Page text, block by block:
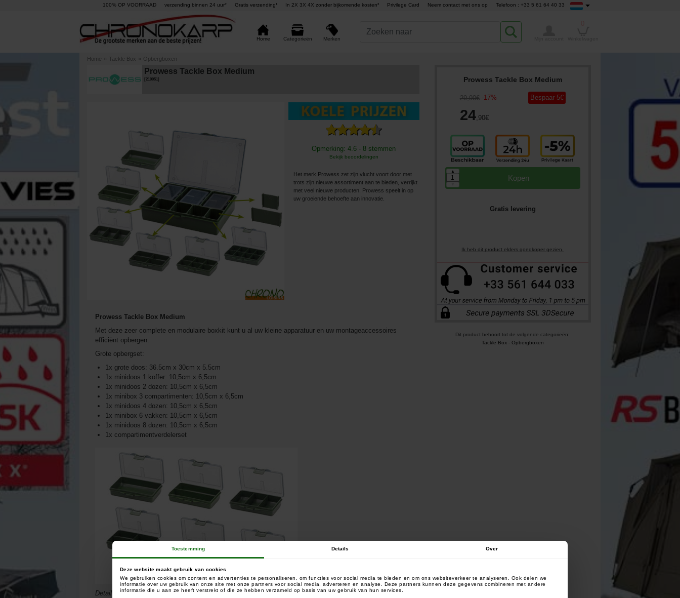
Toestemming Details Over
Deze website maakt gebruik van cookies
We gebruiken cookies om content en advertenties te personaliseren, om functies voor social media te bieden en om ons websiteverkeer te analyseren. Ook delen we
informatie over uw gebruik van onze site met onze partners voor social media, adverteren en analyse. Deze partners kunnen deze gegevens combineren met andere
informatie die u aan ze heeft verstrekt of die ze hebben verzameld op basis van uw gebruik van hun services.
100% OP VOORRAAD verzending binnen 24 uur° Gratis verzending¹ In 2X 3X 4X zonder bijkomende kosten² Privilege Card Neem contact met ons op Telefoon : +33 5 61 64 40 33
Home Categorieën Merken
Home » Tackle Box » Opbergboxen
Prowess Tackle Box Medium
210051]
Opmerking: 4.6 - 8 stemmen
Bekijk beoordelingen
Het merk Prowess zet zijn vlucht voort door met
trots zijn nieuwe assortiment aan te bieden, verrijkt
met veel nieuwe producten. Prowess speelt in op
uw groeiende behoefte aan innovatie.
Prowess Tackle Box Medium
29,90€ -17%
24,90€
Bespaar 5€
Kopen
▲
Gratis levering
Ik heb dit product elders goedkoper gezien.
Dit product behoort tot de volgende categorieën:
Tackle Box- Opbergboxen
Prowess Tackle Box Medium
Met deze zeer complete en modulaire boxkit kunt u al uw kleine apparatuur en uw montageaccessoires
efficiënt opbergen.
Grote opbergset:
1x grote doos: 36.5cm x 30cm x 5.5cm
1x minidoos 1 koffer: 10,5cm x 6,5cm
1x minidoos 2 dozen: 10,5cm x 6,5cm
1x minibox 3 compartimenten: 10,5cm x 6,5cm
1x minidoos 4 dozen: 10,5cm x 6,5cm
1x minibox 6 vakken: 10,5cm x 6,5cm
1x minidoos 8 dozen: 10,5cm x 6,5cm
1x compartimentverdelerset
Detail van de inhoud